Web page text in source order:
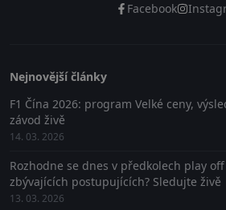
Facebook
Nejnovější články
F1 Čína 2026: program Velké ceny,
závod živě
14. 03. 2026
Rozhodne se dnes v předkolech play
zbývajících postupujících? Sledujte živě
13. 03. 2026